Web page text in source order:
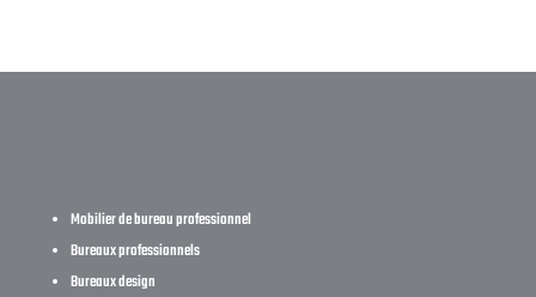
Mobilier de bureau professionnel
Bureaux professionnels
Bureaux design